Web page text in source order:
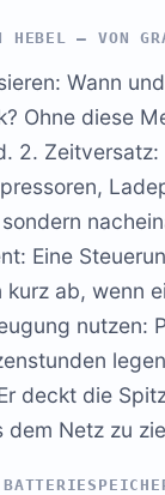
HEBEL – VON
Wann
Ohne diese
2. Zeitversatz:
Eine
kurz ab, wenn
nutzen:
deckt die
dem Netz zu